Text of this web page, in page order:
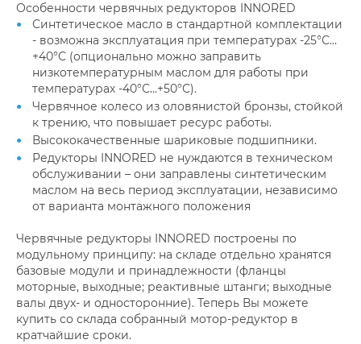
Особенности червячных редукторов INNORED
Синтетическое масло в стандартной комплектации
- возможна эксплуатация при температурах -25°С…
+40°С (опционально можно заправить
низкотемпературным маслом для работы при
температурах -40°С…+50°С).
Червячное колесо из оловянистой бронзы, стойкой
к трению, что повышает ресурс работы.
Высококачественные шариковые подшипники.
Редукторы INNORED не нуждаются в техническом
обслуживании – они заправлены синтетическим
маслом на весь период эксплуатации, независимо
от варианта монтажного положения
Червячные редукторы INNORED построены по
модульному принципу: на складе отдельно хранятся
базовые модули и принадлежности (фланцы
моторные, выходные; реактивные штанги; выходные
валы двух- и односторонние). Теперь Вы можете
купить со склада собранный мотор-редуктор в
кратчайшие сроки.